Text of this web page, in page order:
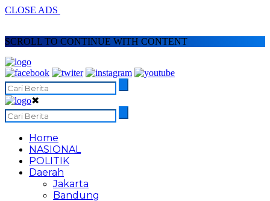
CLOSE ADS
SCROLL TO CONTINUE WITH CONTENT
✖
Home
NASIONAL
POLITIK
Daerah
Jakarta
Bandung